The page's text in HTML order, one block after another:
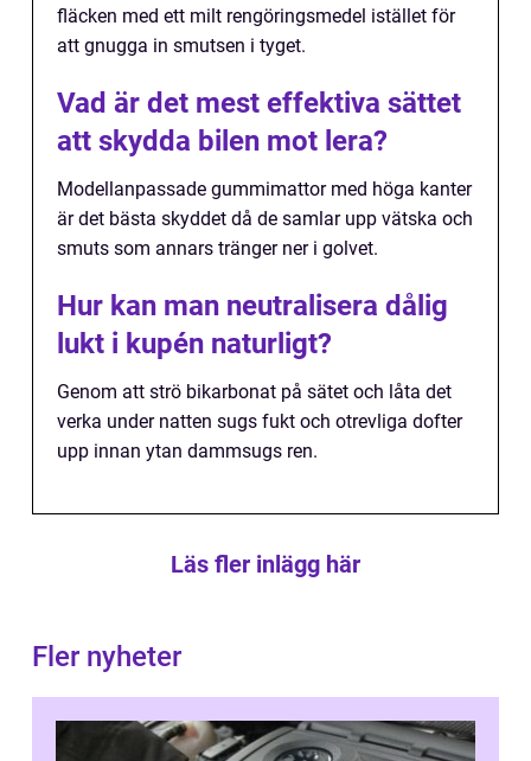
fläcken med ett milt rengöringsmedel istället för
att gnugga in smutsen i tyget.
Vad är det mest effektiva sättet
att skydda bilen mot lera?
Modellanpassade gummimattor med höga kanter
är det bästa skyddet då de samlar upp vätska och
smuts som annars tränger ner i golvet.
Hur kan man neutralisera dålig
lukt i kupén naturligt?
Genom att strö bikarbonat på sätet och låta det
verka under natten sugs fukt och otrevliga dofter
upp innan ytan dammsugs ren.
Läs fler inlägg här
Fler nyheter